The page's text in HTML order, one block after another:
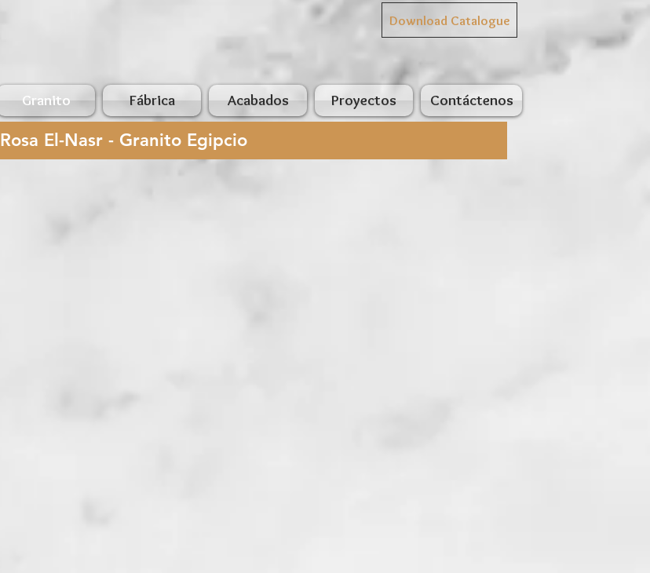
Rosa El-Nasr - Granito Egipcio
Granito Fábrica Acabados Proyectos Contáctenos
Download Catalogue